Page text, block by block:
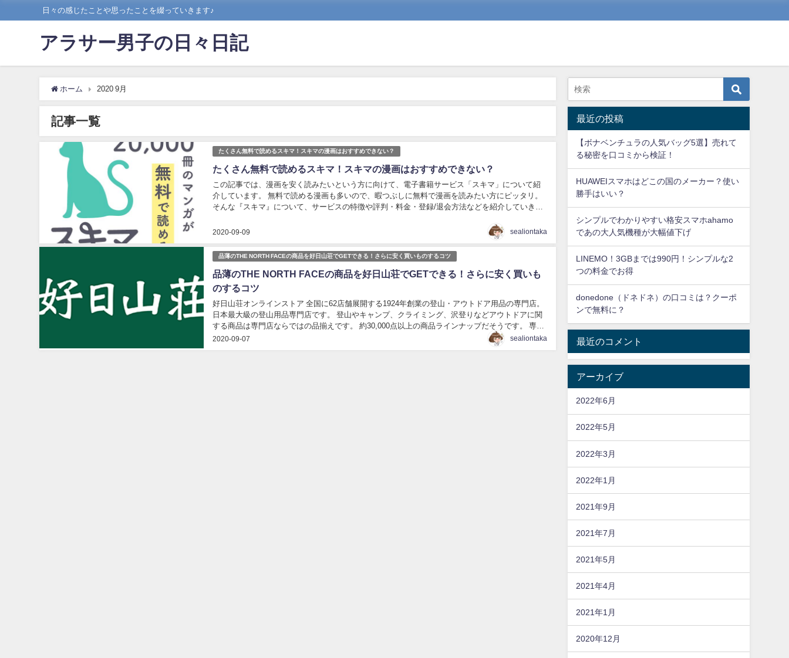
日々の感じたことや思ったことを綴っていきます♪
アラサー男子の日々日記
ホーム 2020 9月
記事一覧
たくさん無料で読めるスキマ！スキマの漫画はおすすめできない？
たくさん無料で読めるスキマ！スキマの漫画はおすすめできない？
2020-09-09
この記事では、漫画を安く読みたいという方に向けて、電子書籍サービス「スキマ」について紹
介しています。 無料で読める漫画も多いので、暇つぶしに無料で漫画を読みたい方にピッタリ。
そんな『スキマ』について、サービスの特徴や評判・料金・登録/退会方法などを紹介していきま
sealiontaka
品薄のTHE NORTH FACEの商品を好日山荘でGETできる！さらに安く買いものするコツ
品薄のTHE NORTH FACEの商品を好日山荘でGETできる！さらに安く買いも
のするコツ
2020-09-07
好日山荘オンラインストア 全国に62店舗展開する1924年創業の登山・アウトドア用品の専門店。
日本最大級の登山用品専門店です。 登山やキャンプ、クライミング、沢登りなどアウトドアに関
する商品は専門店ならではの品揃えです。 約30,000点以上の商品ラインナップだそうです。 専門
的なウェアやギア類はもちろんアウトドア用品...
sealiontaka
最近の投稿
【ボナベンチュラの人気バッグ5選】売れて
る秘密を口コミから検証！
HUAWEIスマホはどこの国のメーカー？使い
勝手はいい？
シンプルでわかりやすい格安スマホahamo
であの大人気機種が大幅値下げ
LINEMO！3GBまでは990円！シンプルな2
つの料金でお得
donedone（ドネドネ）の口コミは？クーポ
ンで無料に？
最近のコメント
アーカイブ
2022年6月
2022年5月
2022年3月
2022年1月
2021年9月
2021年7月
2021年5月
2021年4月
2021年1月
2020年12月